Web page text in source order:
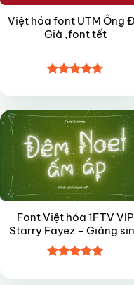
Việt hóa font UTM Ông
Già ,font tết
hạng4.75
sao
Font Việt hóa 1FTV VIP
Starry Fayez – Giáng
hạng55